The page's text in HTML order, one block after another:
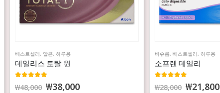
베스트셀러, 알콘, 하루용
데일리스 토탈 원
out of 5
₩48,000 ₩38,000
바슈롬, 베스트셀러, 하루용
소프렌 데일리
out of 5
₩28,000 ₩21,800